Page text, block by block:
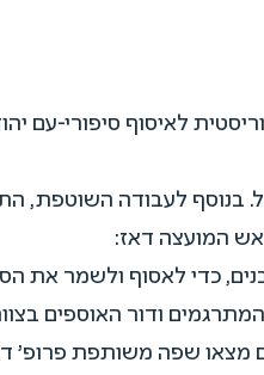
פולקלוריסטית לאיסוף
בנוסף לעבודה השוטפת,
המועצה דאז:
כדי לאסוף ולשמר את
ודור האוספים
שפה משותפת פרופ'